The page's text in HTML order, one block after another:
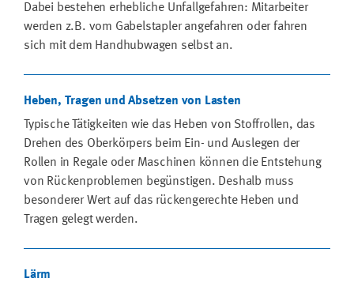
Dabei bestehen erhebliche Unfallgefahren: Mitarbeiter
werden z.B. vom Gabelstapler angefahren oder fahren
sich mit dem Handhubwagen selbst an.
Heben, Tragen und Absetzen von Lasten
Typische Tätigkeiten wie das Heben von Stoffrollen, das
Drehen des Oberkörpers beim Ein- und Auslegen der
Rollen in Regale oder Maschinen können die Entstehung
von Rückenproblemen begünstigen. Deshalb muss
besonderer Wert auf das rückengerechte Heben und
Tragen gelegt werden.
Lärm